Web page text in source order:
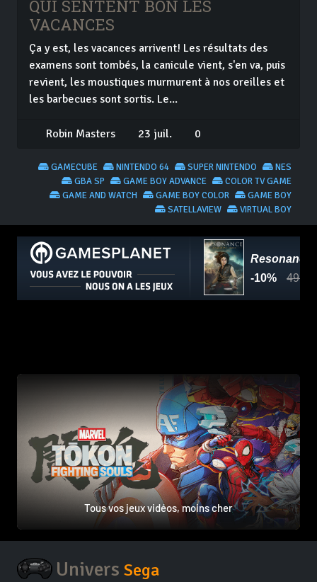
QUI SENTENT BON LES
VACANCES
Ça y est, les vacances arrivent! Les résultats des
examens sont tombés, la canicule vient, s'en va, puis
revient, les moustiques murmurent à nos oreilles et
les barbecues sont sortis. Le...
Robin Masters 23 juil. 0
NES
SUPER NINTENDO
NINTENDO 64
GAMECUBE
COLOR TV GAME
GAME BOY ADVANCE
GBA SP
GAME BOY
GAME BOY COLOR
GAME AND WATCH
VIRTUAL BOY
SATELLAVIEW
Tous vos jeux vidéos, moins cher
Univers Sega